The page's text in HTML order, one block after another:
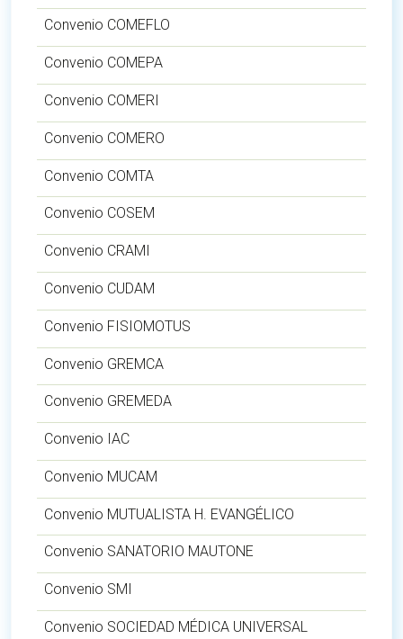
Convenio COMEFLO
Convenio COMEPA
Convenio COMERI
Convenio COMERO
Convenio COMTA
Convenio COSEM
Convenio CRAMI
Convenio CUDAM
Convenio FISIOMOTUS
Convenio GREMCA
Convenio GREMEDA
Convenio IAC
Convenio MUCAM
Convenio MUTUALISTA H. EVANGÉLICO
Convenio SANATORIO MAUTONE
Convenio SMI
Convenio SOCIEDAD MÉDICA UNIVERSAL